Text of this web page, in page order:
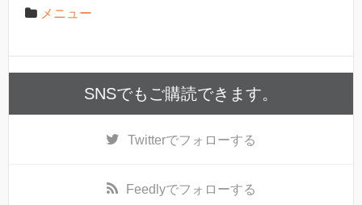
メニュー
SNSでもご購読できます。
Twitterでフォローする
Feedlyでフォローする